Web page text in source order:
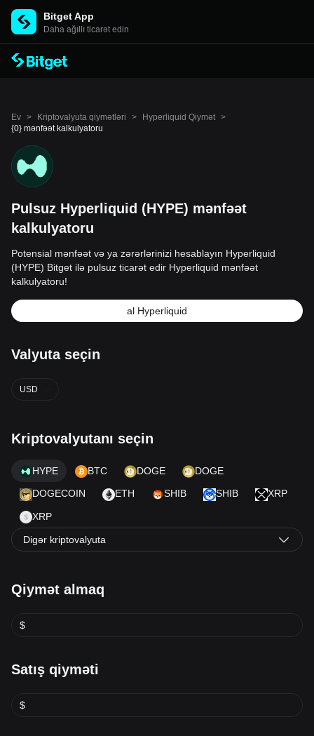
Bitget App
Daha ağıllı ticarət edin
Ev > Kriptovalyuta qiymətləri > Hyperliquid Qiymət >
{0} mənfəət kalkulyatoru
Pulsuz Hyperliquid (HYPE) mənfəət
kalkulyatoru
Potensial mənfəət və ya zərərlərinizi hesablayın Hyperliquid
(HYPE) Bitget ilə pulsuz ticarət edir Hyperliquid mənfəət
kalkulyatoru!
al Hyperliquid
Valyuta seçin
USD
Kriptovalyutanı seçin
HYPE BTC DOGE DOGE
DOGECOIN ETH SHIB SHIB XRP
XRP
Digər kriptovalyuta
Qiymət almaq
$
Satış qiyməti
$